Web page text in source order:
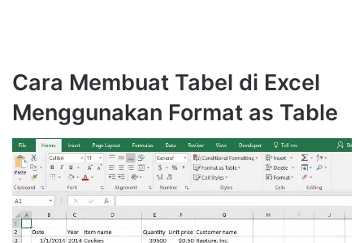
Cara Membuat Tabel di Excel
Menggunakan Format as Table